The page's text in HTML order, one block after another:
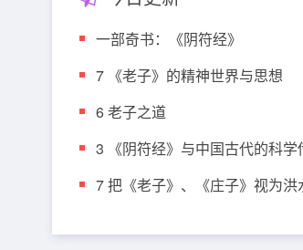
一部奇书：《阴符经》
7 《老子》的精神世界与思想
6 老子之道
3 《阴符经》与中国古代的科学
7 把《老子》、《庄子》视为洪